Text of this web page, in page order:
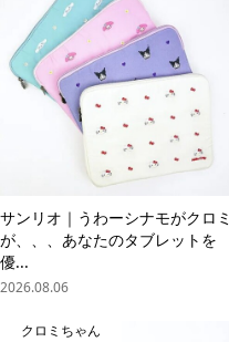
サンリオ｜うわーシナモがクロミ
が、、、あなたのタブレットを
優...
2026.08.06
クロミちゃん